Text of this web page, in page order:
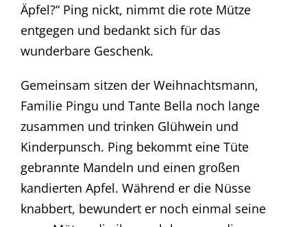
Äpfel?“ Ping nickt, nimmt die rote Mütze
entgegen und bedankt sich für das
wunderbare Geschenk.
Gemeinsam sitzen der Weihnachtsmann,
Familie Pingu und Tante Bella noch lange
zusammen und trinken Glühwein und
Kinderpunsch. Ping bekommt eine Tüte
gebrannte Mandeln und einen großen
kandierten Apfel. Während er die Nüsse
knabbert, bewundert er noch einmal seine